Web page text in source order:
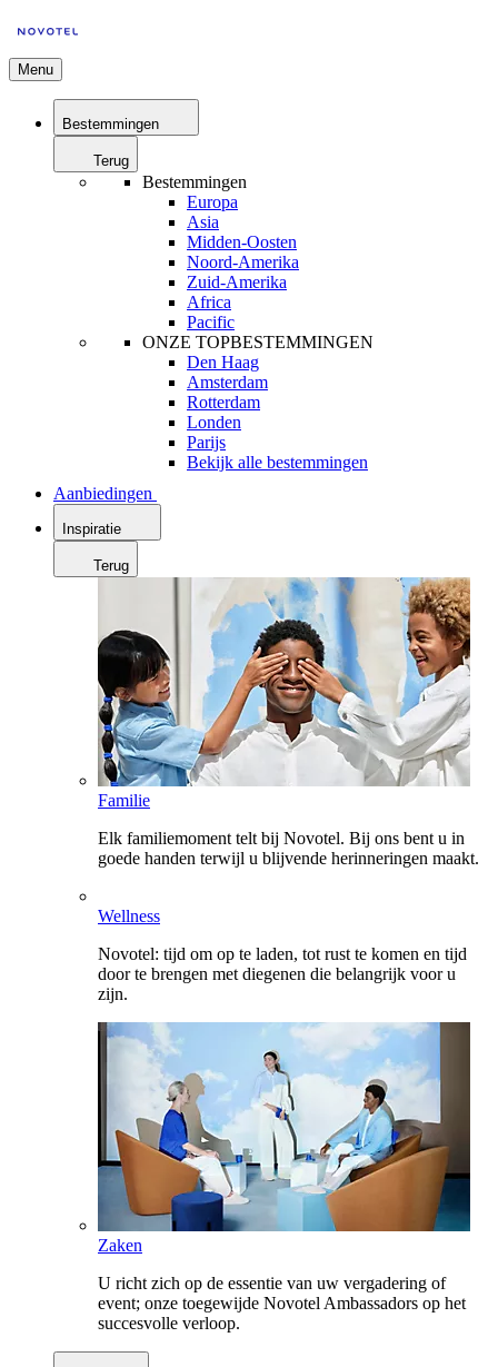
Menu
Bestemmingen
Terug
Bestemmingen
Europa
Asia
Midden-Oosten
Noord-Amerika
Zuid-Amerika
Africa
Pacific
ONZE TOPBESTEMMINGEN
Den Haag
Amsterdam
Rotterdam
Londen
Parijs
Bekijk alle bestemmingen
Aanbiedingen
Inspiratie
Terug
Familie
Elk familiemoment telt bij Novotel. Bij ons bent u in
goede handen terwijl u blijvende herinneringen maakt.
Wellness
Novotel: tijd om op te laden, tot rust te komen en tijd
door te brengen met diegenen die belangrijk voor u
zijn.
Zaken
U richt zich op de essentie van uw vergadering of
event; onze toegewijde Novotel Ambassadors op het
succesvolle verloop.